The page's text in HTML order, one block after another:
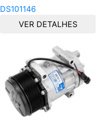
DS101146
VER DETALHES